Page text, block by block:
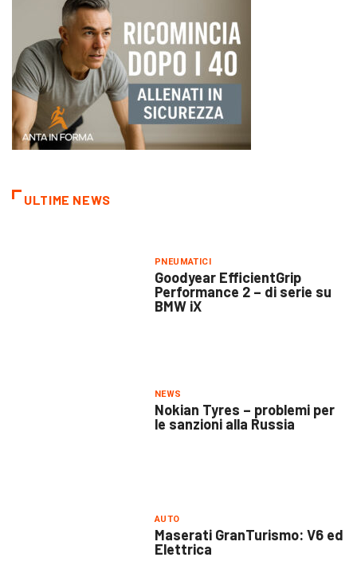
ULTIME NEWS
PNEUMATICI
Goodyear EfficientGrip
Performance 2 – di serie su
BMW iX
NEWS
Nokian Tyres – problemi per
le sanzioni alla Russia
AUTO
Maserati GranTurismo: V6 ed
Elettrica